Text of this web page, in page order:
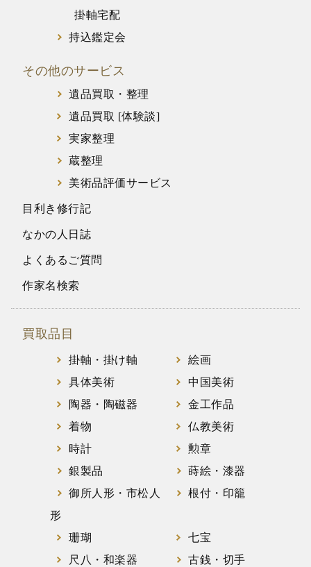
掛軸宅配
持込鑑定会
その他のサービス
遺品買取・整理
遺品買取 [体験談]
実家整理
蔵整理
美術品評価サービス
目利き修行記
なかの人日誌
よくあるご質問
作家名検索
買取品目
掛軸・掛け軸
絵画
具体美術
中国美術
陶器・陶磁器
金工作品
着物
仏教美術
時計
勲章
銀製品
蒔絵・漆器
御所人形・市松人
形
根付・印籠
珊瑚
七宝
尺八・和楽器
古銭・切手